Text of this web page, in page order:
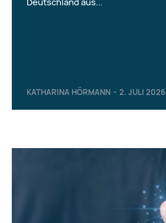
KATHARINA HÖRMANN - 2. JULI 2026